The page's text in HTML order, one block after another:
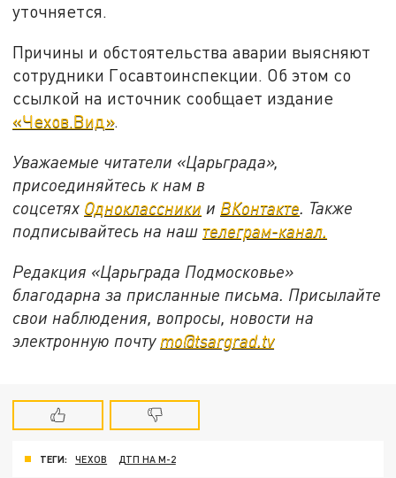
уточняется.
Причины и обстоятельства аварии выясняют
сотрудники Госавтоинспекции. Об этом со
ссылкой на источник сообщает издание
«Чехов.Вид».
Уважаемые читатели «Царьграда»,
присоединяйтесь к нам в
соцсетях Одноклассники и ВКонтакте. Также
подписывайтесь на наш телеграм-канал.
Редакция «Царьграда Подмосковье»
благодарна за присланные письма. Присылайте
свои наблюдения, вопросы, новости на
электронную почту mo@tsargrad.tv
ТЕГИ: ЧЕХОВ ДТП НА М-2